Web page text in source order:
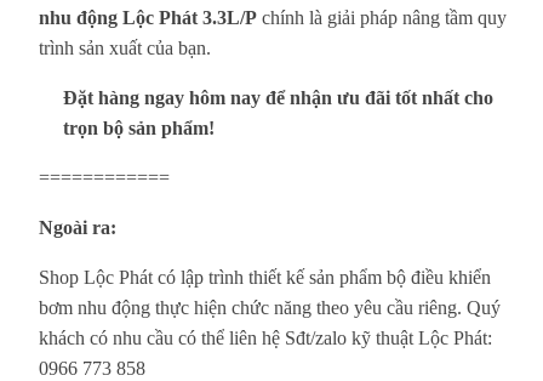
nhu động Lộc Phát 3.3L/P chính là giải pháp nâng tầm quy
trình sản xuất của bạn.
Đặt hàng ngay hôm nay để nhận ưu đãi tốt nhất cho
trọn bộ sản phẩm!
============
Ngoài ra:
Shop Lộc Phát có lập trình thiết kế sản phẩm bộ điều khiển
bơm nhu động thực hiện chức năng theo yêu cầu riêng. Quý
khách có nhu cầu có thể liên hệ Sđt/zalo kỹ thuật Lộc Phát:
0966 773 858